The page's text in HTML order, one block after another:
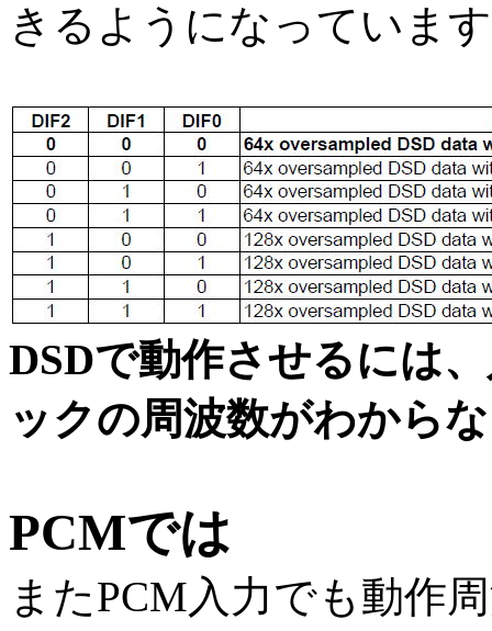
きるようになっていま
DSDで動作させるには
ックの周波数がわから
PCMでは
またPCM入力でも動作